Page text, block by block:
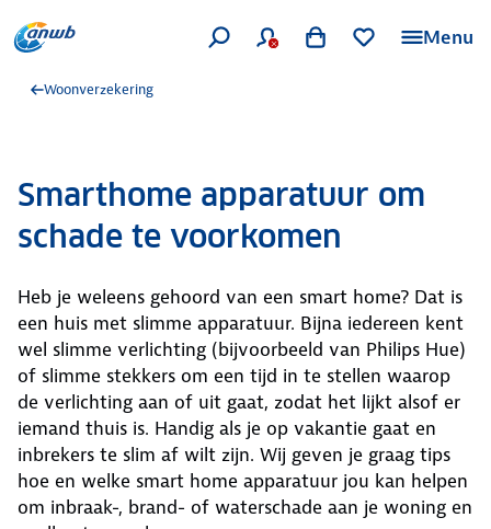
Menu
Woonverzekering
Smarthome apparatuur om
schade te voorkomen
Heb je weleens gehoord van een smart home? Dat is
een huis met slimme apparatuur. Bijna iedereen kent
wel slimme verlichting (bijvoorbeeld van Philips Hue)
of slimme stekkers om een tijd in te stellen waarop
de verlichting aan of uit gaat, zodat het lijkt alsof er
iemand thuis is. Handig als je op vakantie gaat en
inbrekers te slim af wilt zijn. Wij geven je graag tips
hoe en welke smart home apparatuur jou kan helpen
om inbraak-, brand- of waterschade aan je woning en